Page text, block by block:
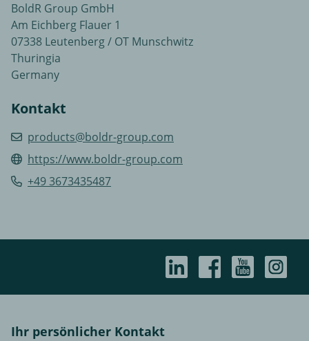
BoldR Group GmbH
Am Eichberg Flauer 1
07338 Leutenberg / OT Munschwitz
Thuringia
Germany
Kontakt
products@boldr-group.com
https://www.boldr-group.com
+49 3673435487
Ihr persönlicher Kontakt